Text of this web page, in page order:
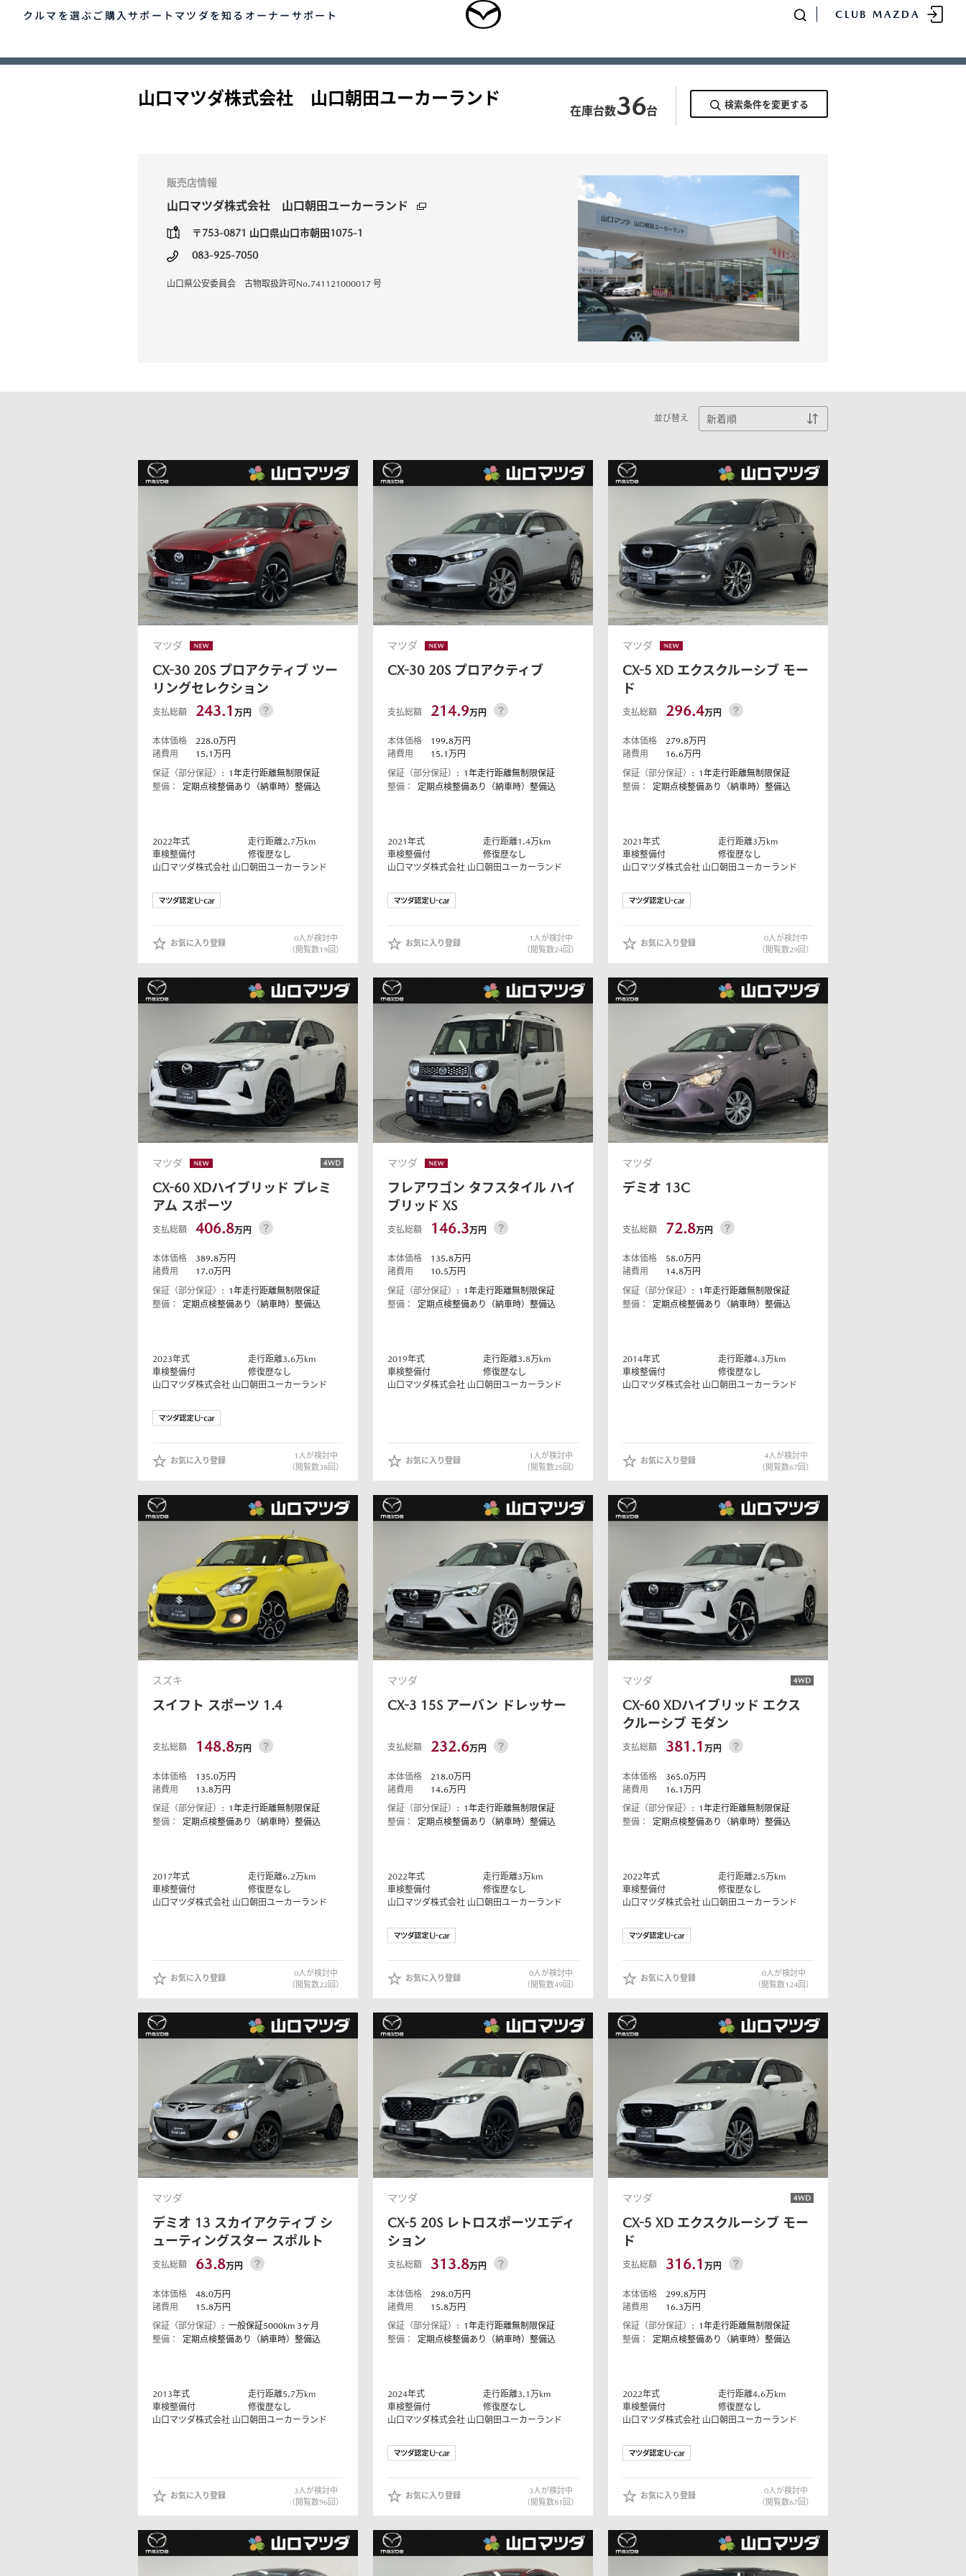
クルマを選ぶ
乗用車 軽自動車 福祉車両
MAZDA CX-30
SUV/クロスオーバー
SUV/クロスオーバー
-60
SUV/クロスオーバー
¥3,828,000〜（消費税込）
MAZDA CX-80
¥4,781,700〜（消費税込）
MAZDA3 SEDAN
4ドアセダン
¥2,750,000〜（消費税込）
MAZDA ROADSTER
スポーツ
¥2,959,000〜（消費税込）
MAZDA ROADSTER
RF
スポーツ
¥3,850,000〜（消費税込）
MAZDA CX- 3
SUV/クロスオーバー
¥2,704,900〜（消費税込）
MAZDA CX-5
¥2,810,500〜（消費税込）
ご購入サポート
車種・グレード比較 販売店検索
介
中古車検索 クレジットプラン サポカーラインナップ
エコカーラインナップ
カーライフケア
パックdeメンテ 延長保証
コーティング
マツダオートリース・法人のお客様
インフォメーション
リコール情報 お引越しのとき 万が一の時は
法規情報
マツダを知る
AOYAMA
MAZDA BRAND
SPACE OSAKA
イベント情報
COMMUNITY
DISCOVER with
MAZDA
MAZDA SPIRIT
RACING（モータース
ポーツ）
MAZDA SPIRIT
RACING ROADSTER
MAZDA DRIVING
ACADEMY
マツダオフィシャルグ
オーナーサポート
ス
オーナーアクセサリー
マニュアル・取扱説明
書
サービス体制 新車保証 車検・点検 カーケア・修理
メンテナンスパーツ
メンテナンスノート
インフォメーション
リコール情報 お引越しのとき 万が一の時は
法規情報
タイムズカーレンタル
CLUB MAZDA
クルマを選ぶ
車種・グレード比較
クルマ購入ガイド
カンタン見積り
ログイン
ゲスト 様
正規販売店の魅力
山口マツダ株式会社 山口朝田ユーカーランド
在庫台数36台 検索条件を変更する
販売店情報
山口マツダ株式会社 山口朝田ユーカーランド
〒753-0871 山口県山口市朝田1075-1
083-925-7050
山口県公安委員会 古物取扱許可No.741121000017 号
並び替え
マツダ
CX-30 20S プロアクティブ ツー
リングセレクション
支払総額 243.1万円
本体価格 228.0万円
諸費用
15.1 万円
保証（部分保証）: 1年走行距離無制限保証
整備：
定期点検整備あり（納車時）整備込
2022年式 走行距離2.7万km
車検整備付
修復歴なし
山口マツダ株式会社 山口朝田ユーカーランド
お気に入り登録
0人が検討中
（閲覧数19回）
マツダ
CX-30 20S プロアクティブ
支払総額 214.9万円
本体価格 199.8万円
諸費用
15.1 万円
保証（部分保証）: 1年走行距離無制限保証
整備：
定期点検整備あり（納車時）整備込
2021年式 走行距離1.4万km
車検整備付
修復歴なし
山口マツダ株式会社 山口朝田ユーカーランド
お気に入り登録
1 人が検討中
（閲覧数24回）
マツダ
CX-5 XD エクスクルーシブ モー
ド
支払総額 296.4万円
本体価格 279.8万円
諸費用
16.6万円
保証（部分保証）: 1年走行距離無制限保証
整備：
定期点検整備あり（納車時）整備込
2021年式 走行距離3万km
車検整備付
修復歴なし
山口マツダ株式会社 山口朝田ユーカーランド
お気に入り登録
0人が検討中
（閲覧数29回）
マツダ
CX-60 XDハイブリッド プレミ
アム スポーツ
支払総額 406.8万円
本体価格 389.8万円
諸費用
17.0万円
保証（部分保証）: 1年走行距離無制限保証
整備：
定期点検整備あり（納車時）整備込
2023年式 走行距離3.6万km
車検整備付
修復歴なし
山口マツダ株式会社 山口朝田ユーカーランド
お気に入り登録
1 人が検討中
（閲覧数38回）
マツダ
フレアワゴン タフスタイル ハイ
ブリッド XS
支払総額 146.3万円
本体価格 135.8万円
諸費用
10.5万円
保証（部分保証）: 1年走行距離無制限保証
整備：
定期点検整備あり（納車時）整備込
2019年式 走行距離3.8万km
車検整備付
修復歴なし
山口マツダ株式会社 山口朝田ユーカーランド
お気に入り登録
1 人が検討中
（閲覧数25回）
マツダ
デミオ 13C
支払総額 72.8万円
本体価格 58.0万円
諸費用
14.8万円
保証（部分保証）: 1年走行距離無制限保証
整備：
定期点検整備あり（納車時）整備込
2014年式 走行距離4.3万km
車検整備付
修復歴なし
山口マツダ株式会社 山口朝田ユーカーランド
お気に入り登録
4人が検討中
（閲覧数67回）
スズキ
スイフト スポーツ 1.4
支払総額 148.8万円
本体価格 135.0万円
諸費用
13.8万円
保証（部分保証）: 1年走行距離無制限保証
整備：
定期点検整備あり（納車時）整備込
2017年式 走行距離6.2万km
車検整備付
修復歴なし
山口マツダ株式会社 山口朝田ユーカーランド
お気に入り登録
0人が検討中
（閲覧数22回）
マツダ
CX-3 15S アーバン ドレッサー
支払総額 232.6万円
本体価格 218.0万円
諸費用
14.6万円
保証（部分保証）: 1年走行距離無制限保証
整備：
定期点検整備あり（納車時）整備込
2022年式 走行距離3万km
車検整備付
修復歴なし
山口マツダ株式会社 山口朝田ユーカーランド
お気に入り登録
0人が検討中
（閲覧数49回）
マツダ
CX-60 XDハイブリッド エクス
クルーシブ モダン
支払総額 381.1万円
本体価格 365.0万円
諸費用
16.1万円
保証（部分保証）: 1年走行距離無制限保証
整備：
定期点検整備あり（納車時）整備込
2022年式 走行距離2.5万km
車検整備付
修復歴なし
山口マツダ株式会社 山口朝田ユーカーランド
お気に入り登録
0人が検討中
（閲覧数124回）
マツダ
デミオ 13 スカイアクティブ シ
ューティングスター スポルト
支払総額 63.8万円
本体価格 48.0万円
諸費用
15.8万円
保証（部分保証）: 一般保証5000km 3ヶ月
整備：
定期点検整備あり（納車時）整備込
2013年式 走行距離5.7万km
車検整備付
修復歴なし
山口マツダ株式会社 山口朝田ユーカーランド
お気に入り登録
3人が検討中
（閲覧数96回）
マツダ
CX-5 20S レトロスポーツエディ
ション
支払総額 313.8万円
本体価格 298.0万円
諸費用
15.8万円
保証（部分保証）: 1年走行距離無制限保証
整備：
定期点検整備あり（納車時）整備込
2024年式 走行距離3.1 万km
車検整備付
修復歴なし
山口マツダ株式会社 山口朝田ユーカーランド
お気に入り登録
3人が検討中
（閲覧数81 回）
マツダ
CX-5 XD エクスクルーシブ モー
ド
支払総額 316.1万円
本体価格 299.8万円
諸費用
16.3万円
保証（部分保証）: 1年走行距離無制限保証
整備：
定期点検整備あり（納車時）整備込
2022年式 走行距離4.6万km
車検整備付
修復歴なし
山口マツダ株式会社 山口朝田ユーカーランド
お気に入り登録
0人が検討中
（閲覧数67回）